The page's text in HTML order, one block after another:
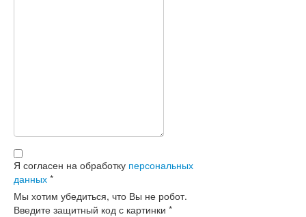
Я согласен на обработку персональных
данных *
Мы хотим убедиться, что Вы не робот.
Введите защитный код с картинки *